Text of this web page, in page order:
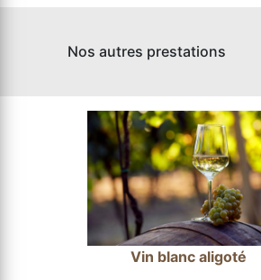
Nos autres prestations
Vin blanc aligoté